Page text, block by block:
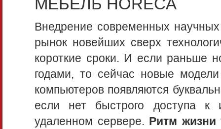
МЕБЕЛЬ HORECA
Внедрение современных
рынок новейших сверх
короткие сроки. И если раньше
годами, то сейчас новые
компьютеров появляются
если нет быстрого доступа
удаленном сервере. Ритм жизни